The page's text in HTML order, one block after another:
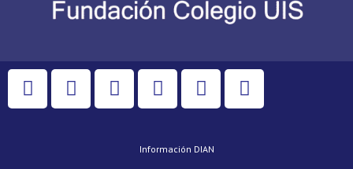
Información DIAN